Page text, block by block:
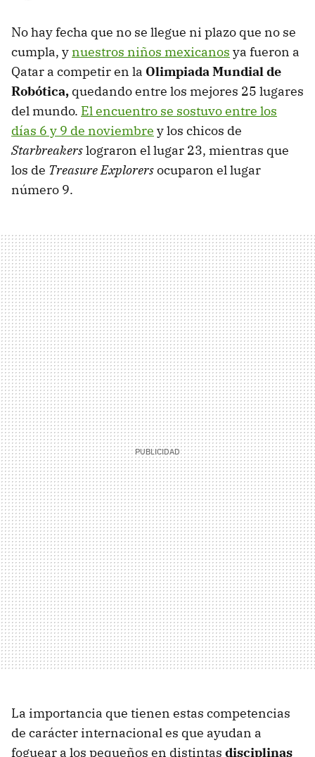
No hay fecha que no se llegue ni plazo que no se
cumpla, ynuestros niños mexicanos ya fueron a
Qatar a competir en la Olimpiada Mundial de
Robótica, quedando entre los mejores 25 lugares
del mundo. El encuentro se sostuvo entre los
días 6 y 9 de noviembre y los chicos de
Starbreakerslograron el lugar 23, mientras que
los de Treasure Explorersocuparon el lugar
número 9.
La importancia que tienen estas competencias
de carácter internacional es que ayudan a
foguear a los pequeños en distintas disciplinas